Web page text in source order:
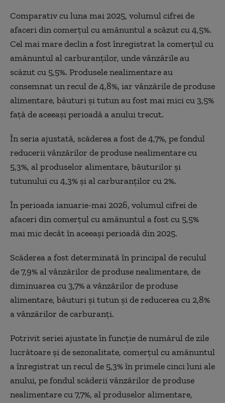
Comparativ cu luna mai 2025, volumul cifrei de
afaceri din comerțul cu amănuntul a scăzut cu 4,5%.
Cel mai mare declin a fost înregistrat la comerțul cu
amănuntul al carburanților, unde vânzările au
scăzut cu 5,5%. Produsele nealimentare au
consemnat un recul de 4,8%, iar vânzările de produse
alimentare, băuturi și tutun au fost mai mici cu 3,5%
față de aceeași perioadă a anului trecut.
În seria ajustată, scăderea a fost de 4,7%, pe fondul
reducerii vânzărilor de produse nealimentare cu
5,3%, al produselor alimentare, băuturilor și
tutunului cu 4,3% și al carburanților cu 2%.
În perioada ianuarie-mai 2026, volumul cifrei de
afaceri din comerțul cu amănuntul a fost cu 5,5%
mai mic decât în aceeași perioadă din 2025.
Scăderea a fost determinată în principal de reculul
de 7,9% al vânzărilor de produse nealimentare, de
diminuarea cu 3,7% a vânzărilor de produse
alimentare, băuturi și tutun și de reducerea cu 2,8%
a vânzărilor de carburanți.
Potrivit seriei ajustate în funcție de numărul de zile
lucrătoare și de sezonalitate, comerțul cu amănuntul
a înregistrat un recul de 5,3% în primele cinci luni ale
anului, pe fondul scăderii vânzărilor de produse
nealimentare cu 7,7%, al produselor alimentare,